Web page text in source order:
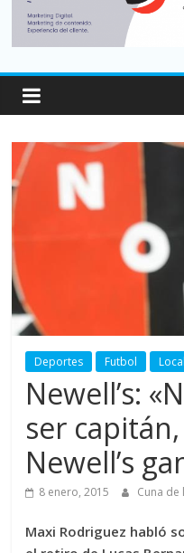
Deportes Futbol
Newell’s:
ser
Newell’s
8 enero, 2015 Cuna de
Maxi Rodriguez habló